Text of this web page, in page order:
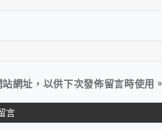
網址，以供下次發佈留言時使用。